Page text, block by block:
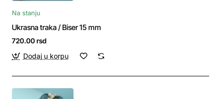
Na stanju
Ukrasna traka / Biser 15 mm
720.00 rsd
Dodaj u korpu